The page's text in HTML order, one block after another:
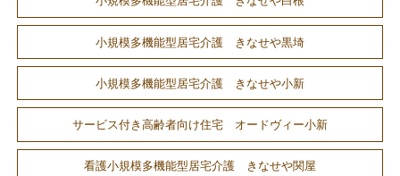
小規模多機能型居宅介護 きなせや黒埼
小規模多機能型居宅介護 きなせや小新
サービス付き高齢者向け住宅 オードヴィー小新
看護小規模多機能型居宅介護 きなせや関屋